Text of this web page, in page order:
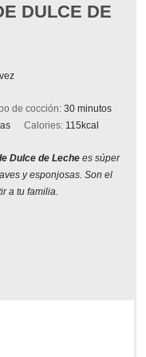
DULCE DE
de cocción: 30minutos
minutos
Calories: 115kcal
Dulce de Lechees súper
y esponjosas. Son el
a tu familia.